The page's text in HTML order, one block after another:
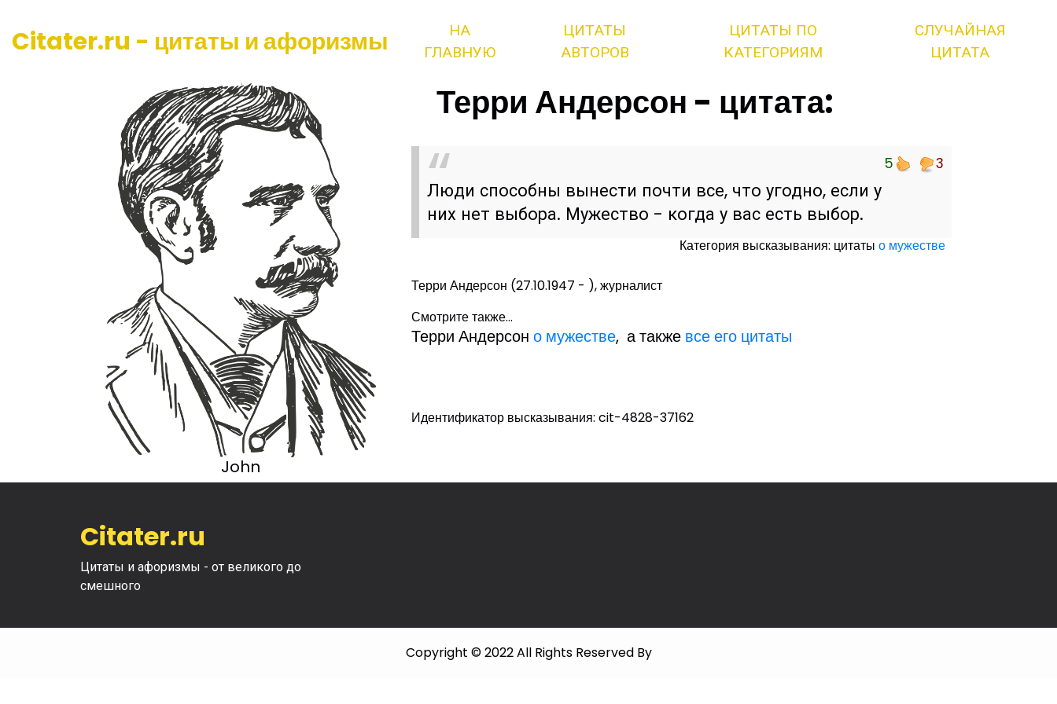
Citater.ru - цитаты и афоризмы
НА
ГЛАВНУЮ
ЦИТАТЫ
АВТОРОВ
ЦИТАТЫ ПО
КАТЕГОРИЯМ
СЛУЧАЙНАЯ
ЦИТАТА
John
Терри Андерсон - цитата:
5 3
Люди способны вынести почти все, что угодно, если у
них нет выбора. Мужество - когда у вас есть выбор.
Категория высказывания: цитаты о мужестве
Терри Андерсон (27.10.1947 - ), журналист
Смотрите также...
Терри Андерсоно мужестве, а также все его цитаты
Идентификатор высказывания: cit-4828-37162
Citater.ru
Цитаты и афоризмы - от великого до
смешного
Copyright © 2022 All Rights Reserved By